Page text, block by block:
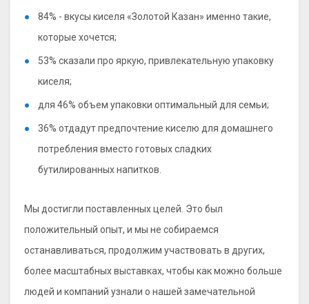
84% - вкусы киселя «Золотой Казан» именно такие,
которые хочется;
53% сказали про яркую, привлекательную упаковку
киселя;
для 46% объем упаковки оптимальный для семьи;
36% отдадут предпочтение киселю для домашнего
потребления вместо готовых сладких
бутилированных напитков.
Мы достигли поставленных целей. Это был
положительный опыт, и мы не собираемся
останавливаться, продолжим участвовать в других,
более масштабных выставках, чтобы как можно больше
людей и компаний узнали о нашей замечательной